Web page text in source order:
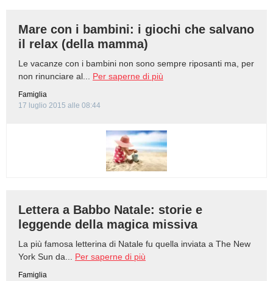
Mare con i bambini: i giochi che salvano
il relax (della mamma)
Le vacanze con i bambini non sono sempre riposanti ma, per
non rinunciare al... Per saperne di più
Famiglia
17 luglio 2015 alle 08:44
Lettera a Babbo Natale: storie e
leggende della magica missiva
La più famosa letterina di Natale fu quella inviata a The New
York Sun da... Per saperne di più
Famiglia